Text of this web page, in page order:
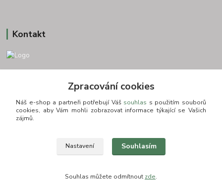
Kontakt
Otevírací doba: PO-PÁ: 9:00-16:00 NUTNÁ REZERVACE
info@zkusnositko.cz
© Copyright 2015-2026 ZkusNositko.cz
Zpracování cookies
Náš e-shop a partneři potřebují Váš souhlas s použitím souborů
cookies, aby Vám mohli zobrazovat informace týkající se Vašich
zájmů.
Nastavení Souhlasím
Souhlas můžete odmítnout zde.